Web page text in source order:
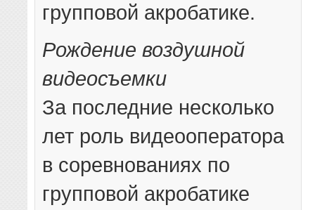
групповой акробатике.
Рождение воздушной
видеосъемки
За последние несколько
лет роль видеооператора
в соревнованиях по
групповой акробатике